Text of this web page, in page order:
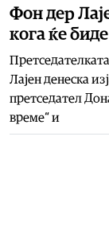
Фон дер
кога ќе
Лајен денеска
претседател
време“ и